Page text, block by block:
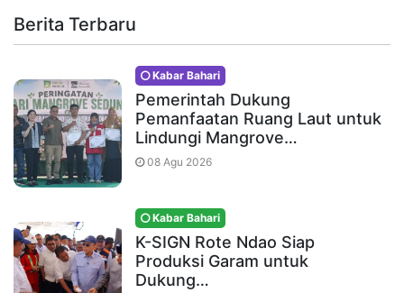
Berita Terbaru
Kabar Bahari
Pemerintah Dukung
Pemanfaatan Ruang Laut untuk
Lindungi Mangrove…
08 Agu 2026
Kabar Bahari
K-SIGN Rote Ndao Siap
Produksi Garam untuk
Dukung…